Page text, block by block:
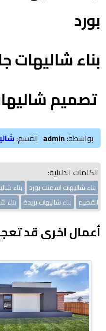
بورد
بناء شاليهات
تصميم
بواسطة:admin القسم:
الكلمات الدلالية:
بناء شاليهات اسمنت بورد بناء
القصيم
بناء شاليهات بريدة بناء
أعمال اخرى قد